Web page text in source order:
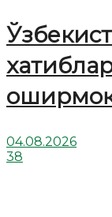
04.08.2026
38